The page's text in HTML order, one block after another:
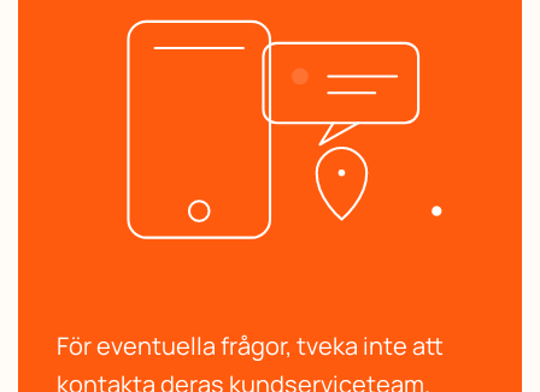
För eventuella frågor, tveka inte att
kontakta deras kundserviceteam.